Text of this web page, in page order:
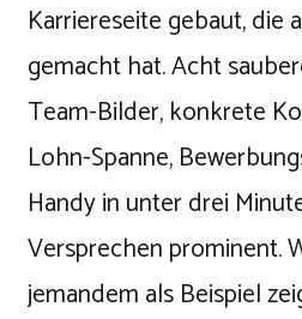
Karriereseite gebaut, die
gemacht hat. Acht
Team-Bilder, konkrete
Lohn-Spanne,
Handy in unter drei
Versprechen prominent.
jemandem als Beispiel